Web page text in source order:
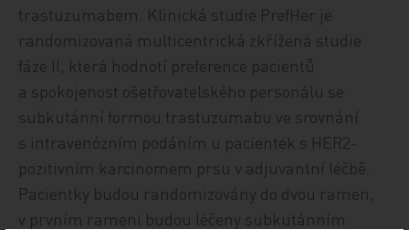
trastuzumabem. Klinická studie PrefHer je
randomizovaná multicentrická zkřížená studie
fáze II, která hodnotí preference pacientů
a spokojenost ošetřovatelského personálu se
subkutánní formou trastuzumabu ve srovnání
s intravenózním podáním u pacientek s HER2-
pozitivním karcinomem prsu v adjuvantní léčbě.
Pacientky budou randomizovány do dvou ramen,
v prvním rameni budou léčeny subkutánním